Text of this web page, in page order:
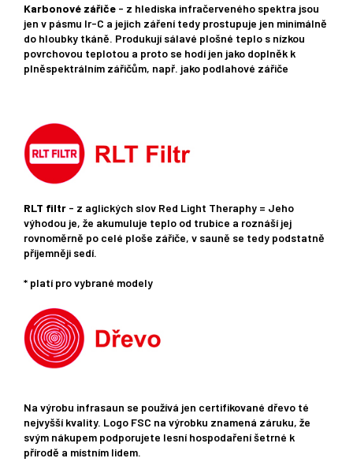
Karbonové zářiče - z hlediska infračerveného spektra jsou
jen v pásmu Ir-C a jejich záření tedy prostupuje jen minimálně
do hloubky tkáně. Produkují sálavé plošné teplo s nízkou
povrchovou teplotou a proto se hodí jen jako doplněk k
plněspektrálním zářičům, např. jako podlahové zářiče
RLT filtr - z aglických slov Red Light Theraphy = Jeho
výhodou je, že akumuluje teplo od trubice a roznáší jej
rovnoměrně po celé ploše zářiče, v sauně se tedy podstatně
příjemněji sedí.
* platí pro vybrané modely
Na výrobu infrasaun se používá jen certifikované dřevo té
nejvyšší kvality. Logo FSC na výrobku znamená záruku, že
svým nákupem podporujete lesní hospodaření šetrné k
přírodě a místním lidem.